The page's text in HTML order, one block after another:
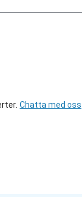
Chatta med oss